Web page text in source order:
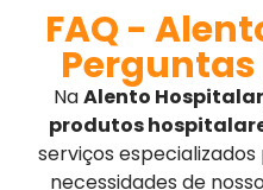
FAQ -
NaAlento Hospitalar
produtos
serviços
necessidades de